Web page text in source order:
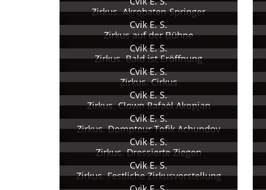
Zirkus. Akrobaten-Springer
Cvik E. S.
Zirkus auf der Bühne
Cvik E. S.
Zirkus. Bald ist Eröffnung
Cvik E. S.
Zirkus. Cirkus
Cvik E. S.
Zirkus. Clown Rafaėl Akopjan
Cvik E. S.
Zirkus. Dompteur Tofik Achundov
Cvik E. S.
Zirkus. Dressierte Ziegen
Cvik E. S.
Zirkus. Festliche Zirkusvorstellung